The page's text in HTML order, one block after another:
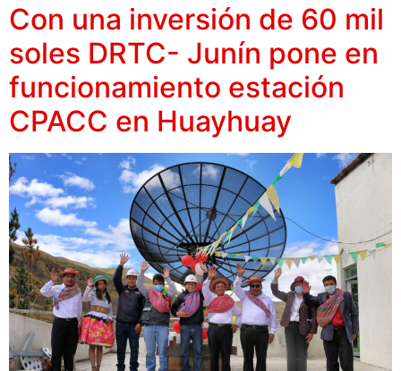
Con una inversión de 60 mil
soles DRTC- Junín pone en
funcionamiento estación
CPACC en Huayhuay